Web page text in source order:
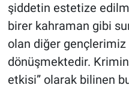
şiddetin estetize
birer kahraman gibi
olan diğer
dönüşmektedir.
etkisi” olarak bilinen